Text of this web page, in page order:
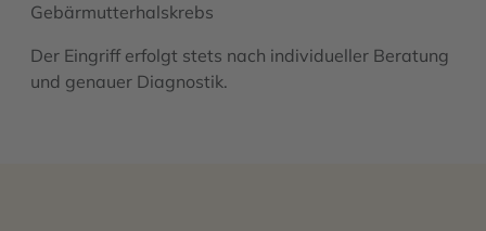
Gebärmutterhalskrebs
Der Eingriff erfolgt stets nach individueller Beratung
und genauer Diagnostik.